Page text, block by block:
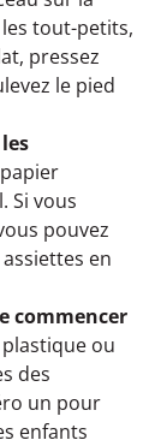
tout-petits,
pressez
le pied
Si vous
pouvez
en
commencer
ou
des
un pour
enfants